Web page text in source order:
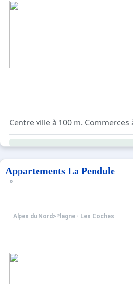
Centre ville à 100 m. Commerces
Résidence récente située à
Equipements :
Résidence équipée
Parking public gratuit.
Appartements La Pendule
Alpes du Nord > Plagne - Les Coches